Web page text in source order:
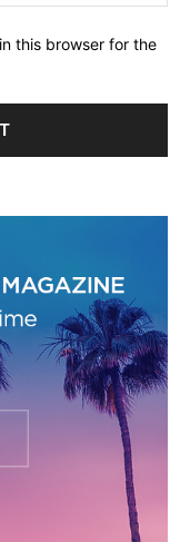
this browser for the